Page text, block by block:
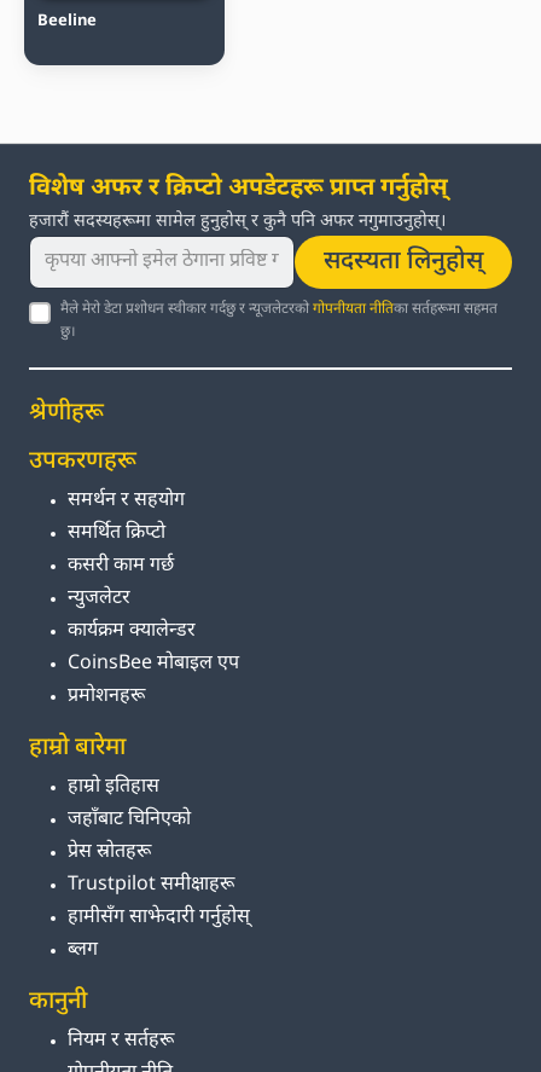
Beeline
विशेष अफर र क्रिप्टो अपडेटहरू प्राप्त गर्नुहोस्
हजारौं सदस्यहरूमा सामेल हुनुहोस् र कुनै पनि अफर नगुमाउनुहोस्।
सदस्यता लिनुहोस्
मैले मेरो डेटा प्रशोधन स्वीकार गर्दछु र न्यूजलेटरकोगोपनीयता नीतिका सर्तहरूमा सहमत
छु।
श्रेणीहरू
उपकरणहरू
समर्थन र सहयोग
समर्थित क्रिप्टो
कसरी काम गर्छ
न्युजलेटर
कार्यक्रम क्यालेन्डर
CoinsBee मोबाइल एप
प्रमोशनहरू
हाम्रो बारेमा
हाम्रो इतिहास
जहाँबाट चिनिएको
प्रेस स्रोतहरू
Trustpilot समीक्षाहरू
हामीसँग साझेदारी गर्नुहोस्
ब्लग
कानुनी
नियम र सर्तहरू